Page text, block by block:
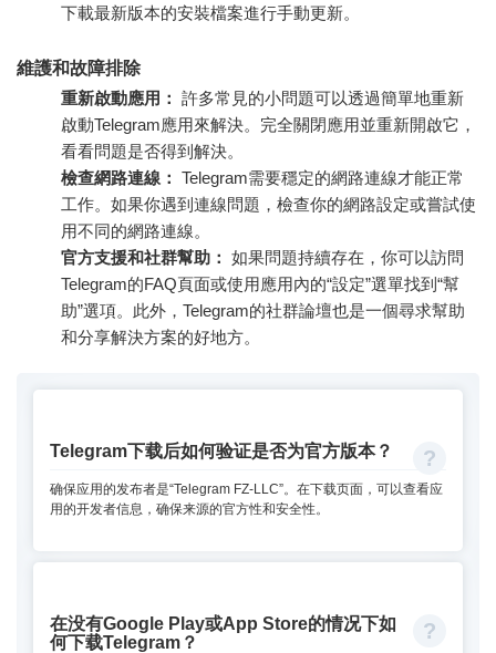
下載最新版本的安裝檔案進行手動更新。
維護和故障排除
重新啟動應用： 許多常見的小問題可以透過簡單地重新
啟動Telegram應用來解決。完全關閉應用並重新開啟它，
看看問題是否得到解決。
檢查網路連線： Telegram需要穩定的網路連線才能正常
工作。如果你遇到連線問題，檢查你的網路設定或嘗試使
用不同的網路連線。
官方支援和社群幫助： 如果問題持續存在，你可以訪問
Telegram的FAQ頁面或使用應用內的“設定”選單找到“幫
助”選項。此外，Telegram的社群論壇也是一個尋求幫助
和分享解決方案的好地方。
Telegram下载后如何验证是否为官方版本？
确保应用的发布者是“Telegram FZ-LLC”。在下载页面，可以查看应
用的开发者信息，确保来源的官方性和安全性。
在没有Google Play或App Store的情况下如
何下载Telegram？